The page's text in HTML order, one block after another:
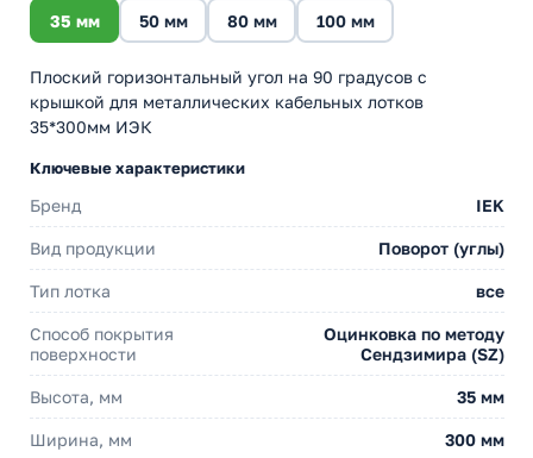
35 мм 50 мм 80 мм 100 мм
Плоский горизонтальный угол на 90 градусов с
крышкой для металлических кабельных лотков
35*300мм ИЭК
Ключевые характеристики
Бренд IEK
Вид продукции Поворот (углы)
Тип лотка все
Способ покрытия
поверхности
Оцинковка по методу
Сендзимира (SZ)
Высота, мм 35 мм
Ширина, мм 300 мм